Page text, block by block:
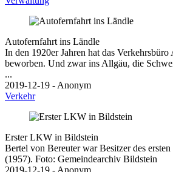
Autofernfahrt ins Ländle
In den 1920er Jahren hat das
beworben. Und zwar ins Allgäu, die
...
2019-12-19 - Anonym
Verkehr
Erster LKW in Bildstein
Bertel von Bereuter war Besitzer des
(1957). Foto: Gemeindearchiv Bildstein
2019-12-19 - Anonym